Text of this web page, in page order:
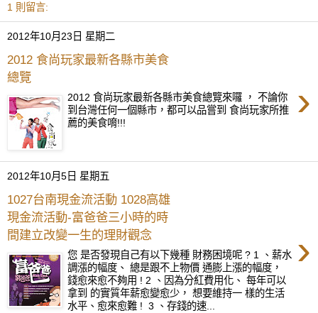
1 則留言:
2012年10月23日 星期二
2012 食尚玩家最新各縣市美食
總覽
›
2012 食尚玩家最新各縣市美食總覽來囉 ， 不論你
到台灣任何一個縣市，都可以品嘗到 食尚玩家所推
薦的美食唷!!!
2012年10月5日 星期五
1027台南現金流活動 1028高雄
現金流活動-富爸爸三小時的時
間建立改變一生的理財觀念
›
您 是否發現自己有以下幾種 財務困境呢 ? 1 、薪水
調漲的幅度、 總是跟不上物價 通膨上漲的幅度，
錢愈來愈不夠用 ! 2 、因為分紅費用化、 每年可以
拿到 的實質年薪愈變愈少， 想要維持一 樣的生活
水平、愈來愈難 ! 3 、存錢的速...